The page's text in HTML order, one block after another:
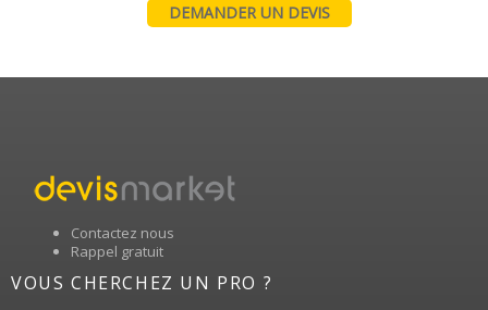
DEMANDER UN DEVIS
Contactez nous
Rappel gratuit
VOUS CHERCHEZ UN PRO ?